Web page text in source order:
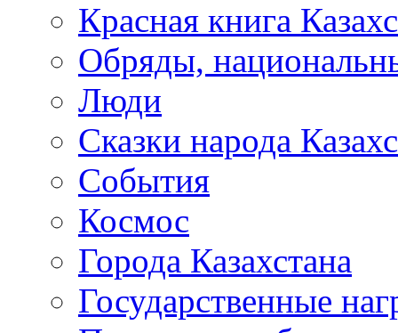
Красная книга
Обряды,
Люди
Сказки народа
События
Космос
Города Казахстана
Государственные